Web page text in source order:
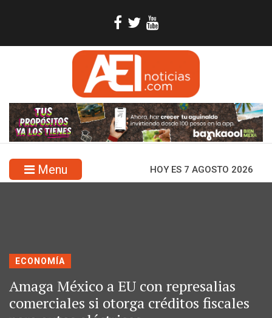
Menu HOY ES 7 AGOSTO 2026
ECONOMÍA
Amaga México a EU con represalias
comerciales si otorga créditos fiscales